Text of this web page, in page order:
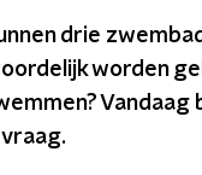
drie
worden